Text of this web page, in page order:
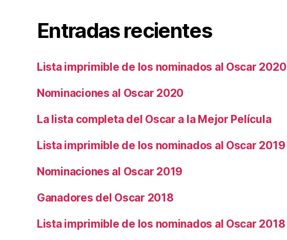
Entradas recientes
Lista imprimible de los nominados al Oscar 2020
Nominaciones al Oscar 2020
La lista completa del Oscar a la Mejor Película
Lista imprimible de los nominados al Oscar 2019
Nominaciones al Oscar 2019
Ganadores del Oscar 2018
Lista imprimible de los nominados al Oscar 2018